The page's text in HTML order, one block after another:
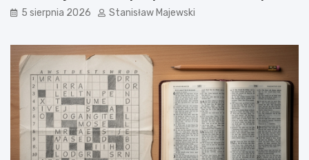
5 sierpnia 2026 Stanisław Majewski